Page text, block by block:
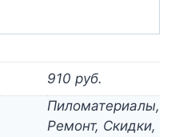
910 руб.
Пиломатериалы,
Ремонт, Скидки,